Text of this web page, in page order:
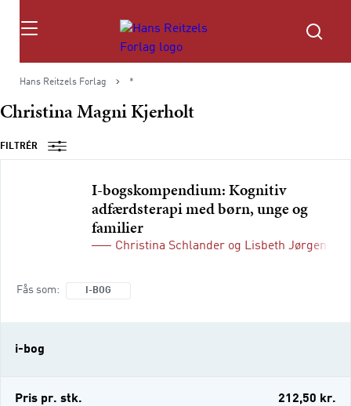
Søg
Hans Reitzels Forlag *
Christina Magni Kjerholt
FILTRÉR
I-bogskompendium: Kognitiv
adfærdsterapi med børn, unge og
familier
Christina Schlander og Lisbeth Jørgensen
Fås som I-BOG
i-bog
Pris pr. stk. 212,50 kr.